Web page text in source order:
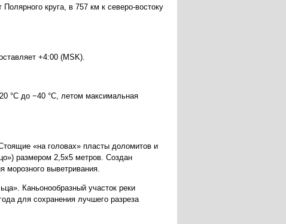
круга, в 757 км к северо-востоку
+4:00 (MSK).
°C до −40 °C, летом максимальная
«на головах» пласты доломитов и
размером 2,5х5 метров. Создан
выветривания.
Каньонообразный участок реки
для сохранения лучшего разреза